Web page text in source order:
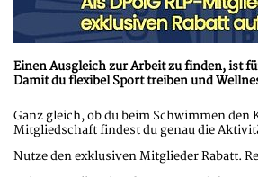
Einen Ausgleich zur Arbeit zu finden, ist
Damit du flexibel Sport treiben und
Ganz gleich, ob du beim Schwimmen
Mitgliedschaft findest du genau die
Nutze den exklusiven Mitglieder Rabatt.